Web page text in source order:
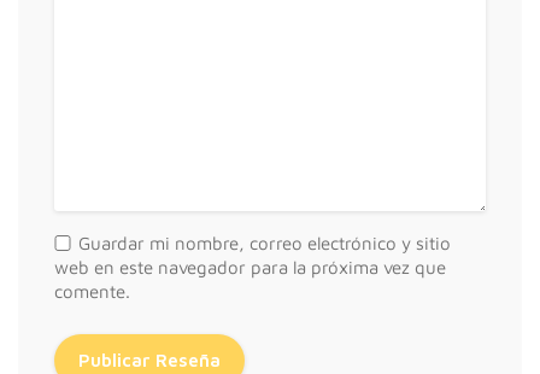
Guardar mi nombre, correo electrónico y sitio
web en este navegador para la próxima vez que
comente.